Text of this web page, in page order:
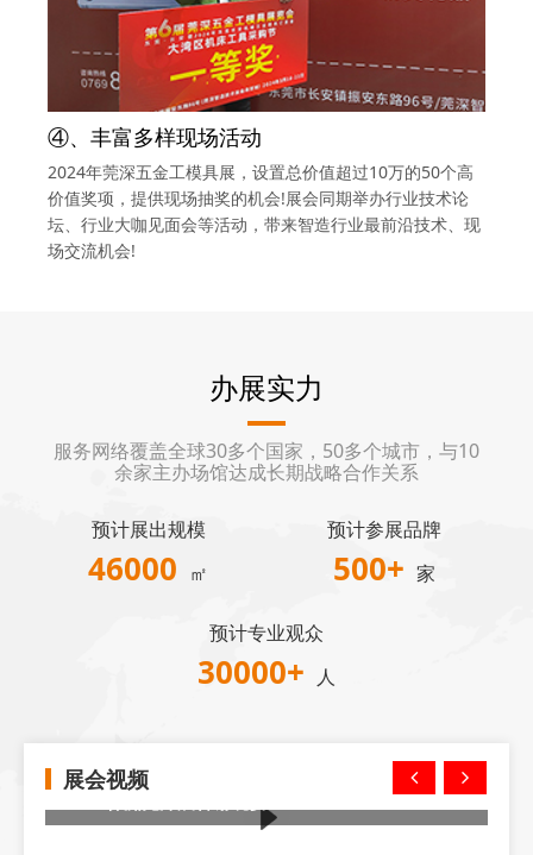
④、丰富多样现场活动
2024年莞深五金工模具展，设置总价值超过10万的50个高
价值奖项，提供现场抽奖的机会!展会同期举办行业技术论
坛、行业大咖见面会等活动，带来智造行业最前沿技术、现
场交流机会!
办展实力
服务网络覆盖全球30多个国家，50多个城市，与10
余家主办场馆达成长期战略合作关系
预计展出规模
46000 ㎡
预计参展品牌
500+ 家
预计专业观众
30000+ 人
展会视频